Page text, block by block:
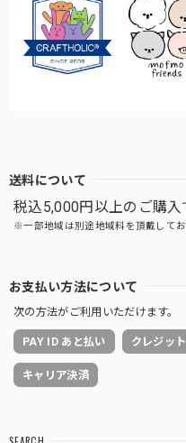
送料について
税込5,000円以上のご購入
※一部地域は別途地域料を頂戴して
お支払い方法について
次の方法がご利用いただけます。
PAY ID あと払い クレジッ
キャリア決済